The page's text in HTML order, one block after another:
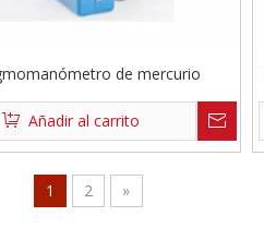
de mercurio
Añadir al carrito
1 2 »